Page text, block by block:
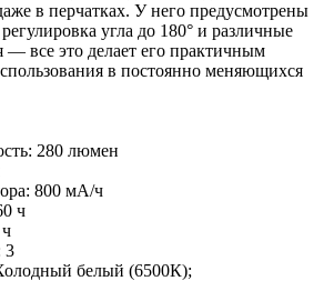
в перчатках. У него предусмотрены
угла до 180° и различные
— все это делает его практичным
в постоянно меняющихся
280 люмен
800 мА/ч
ч
3
белый (6500К);